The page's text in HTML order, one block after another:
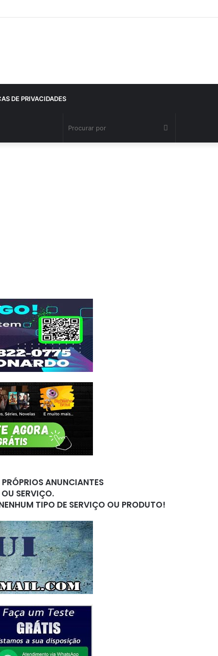
DE PRIVACIDADES
ANUNCIANTES
SERVIÇO.
TIPO DE SERVIÇO OU PRODUTO!